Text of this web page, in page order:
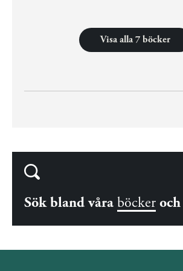
Visa alla 7 böcker
Sök bland våra böcker och